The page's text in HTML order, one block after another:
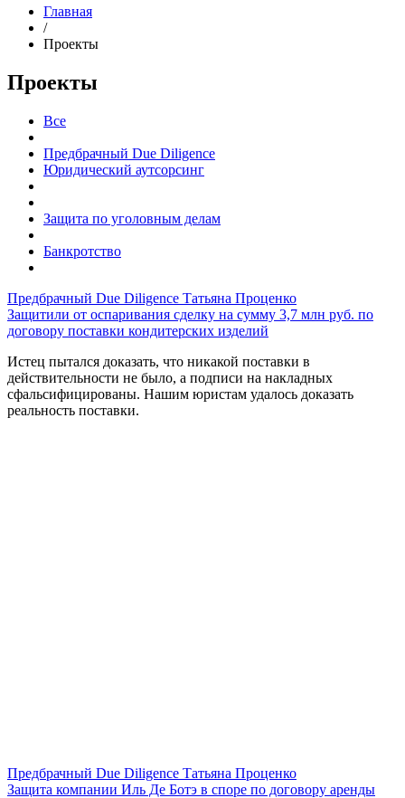
Главная
/
Проекты
Проекты
Все
Предбрачный Due Diligence
Юридический аутсорсинг
Защита по уголовным делам
Банкротство
Предбрачный Due Diligence Татьяна Проценко
Защитили от оспаривания сделку на сумму 3,7 млн руб. по
договору поставки кондитерских изделий
Истец пытался доказать, что никакой поставки в
действительности не было, а подписи на накладных
сфальсифицированы. Нашим юристам удалось доказать
реальность поставки.
Предбрачный Due Diligence Татьяна Проценко
Защита компании Иль Де Ботэ в споре по договору аренды